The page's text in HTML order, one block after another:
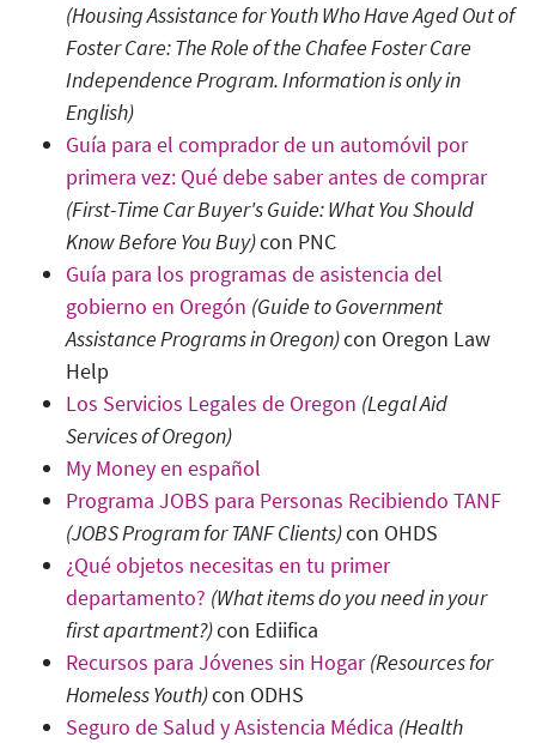
(Housing Assistance for Youth Who Have Aged Out of
Foster Care: The Role of the Chafee Foster Care
Independence Program. Information is only in
English)
Guía para el comprador de un automóvil por
primera vez: Qué debe saber antes de comprar
(First-Time Car Buyer's Guide: What You Should
Know Before You Buy)con PNC
Guía para los programas de asistencia del
gobierno en Oregón (Guide to Government
Assistance Programs in Oregon)con Oregon Law
Help
Los Servicios Legales de Oregon (Legal Aid
Services of Oregon)
My Money en español
Programa JOBS para Personas Recibiendo TANF
(JOBS Program for TANF Clients)con OHDS
¿Qué objetos necesitas en tu primer
departamento? (What items do you need in your
first apartment?)con Ediifica
Recursos para Jóvenes sin Hogar (Resources for
Homeless Youth)con ODHS
Seguro de Salud y Asistencia Médica (Health